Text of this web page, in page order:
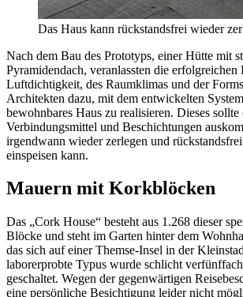
Das Haus kann rückstandsfrei wieder
Nach dem Bau des Prototyps, einer Hütte mit
Pyramidendach, veranlassten die erfolgreichen
Luftdichtigkeit, des Raumklimas und der
Architekten dazu, mit dem entwickelten
bewohnbares Haus zu realisieren. Dieses sollte
Verbindungsmittel und Beschichtungen
irgendwann wieder zerlegen und
einspeisen kann.
Mauern mit Korkblöcken
Das „Cork House“ besteht aus 1.268 dieser
Blöcke und steht im Garten hinter dem
das sich auf einer Themse-Insel in der
laborerprobte Typus wurde schlicht
geschaltet. Wegen der gegenwärtigen
eine persönliche Besichtigung leider nicht